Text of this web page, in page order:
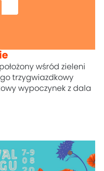
wśród zieleni
trzygwiazdkowy
wypoczynek z dala